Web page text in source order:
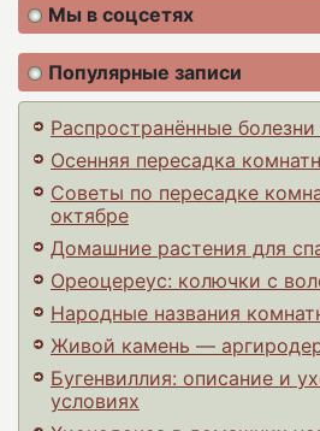
Мы в соцсетях
Популярные записи
Распространённые
Осенняя пересадка
Советы по пересадке
октябре
Домашние растения для
Ореоцереус: колючки с
Народные названия
Живой камень —
Бугенвиллия: описание и
условиях